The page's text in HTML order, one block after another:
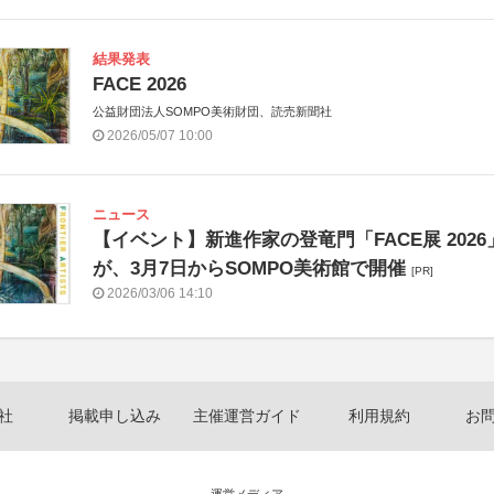
結果発表
FACE 2026
公益財団法人SOMPO美術財団、読売新聞社
2026/05/07 10:00
ニュース
【イベント】新進作家の登竜門「FACE展 2026」
が、3月7日からSOMPO美術館で開催 [PR]
2026/03/06 14:10
掲載申し込み 主催運営ガイド 利用規約 お